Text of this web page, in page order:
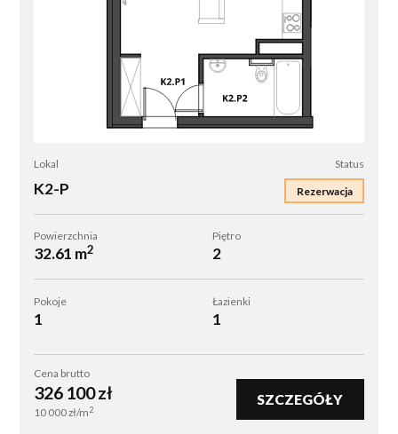
P
Lokal
K2-P
Status
Rezerwacja
Powierzchnia
32.61 m2
Piętro
2
Pokoje
1
Łazienki
1
Cena brutto
326 100zł
10 000zł/m2
SZCZEGÓŁY